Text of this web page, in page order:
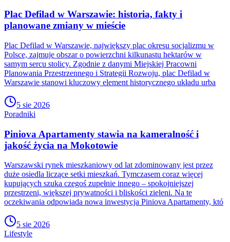
Plac Defilad w Warszawie: historia, fakty i
planowane zmiany w mieście
Plac Defilad w Warszawie, największy plac okresu socjalizmu w
Polsce, zajmuje obszar o powierzchni kilkunastu hektarów w
samym sercu stolicy. Zgodnie z danymi Miejskiej Pracowni
Planowania Przestrzennego i Strategii Rozwoju, plac Defilad w
Warszawie stanowi kluczowy element historycznego układu urba
5 sie 2026
Poradniki
Piniova Apartamenty stawia na kameralność i
jakość życia na Mokotowie
Warszawski rynek mieszkaniowy od lat zdominowany jest przez
duże osiedla liczące setki mieszkań. Tymczasem coraz więcej
kupujących szuka czegoś zupełnie innego – spokojniejszej
przestrzeni, większej prywatności i bliskości zieleni. Na te
oczekiwania odpowiada nowa inwestycja Piniova Apartamenty, któ
5 sie 2026
Lifestyle